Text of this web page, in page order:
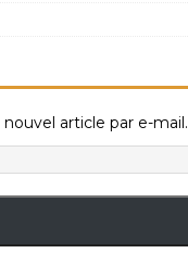
article par e-mail.